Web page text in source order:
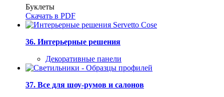
Буклеты
Скачать в PDF
36. Интерьерные решения
Декоративные панели
37. Все для шоу-румов и салонов